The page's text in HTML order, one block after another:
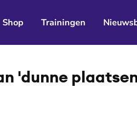
Shop Trainingen
'dunne